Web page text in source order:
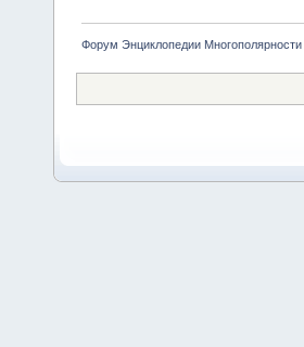
Форум Энциклопедии Многополярности